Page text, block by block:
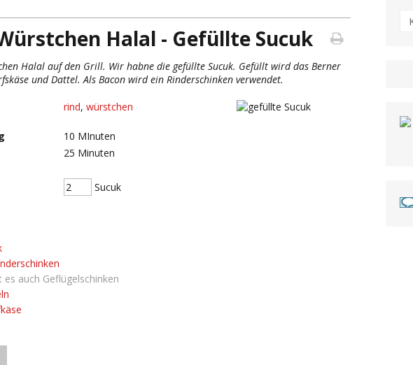
Halal - Gefüllte Sucuk
Halal auf den Grill. Wir habne die gefüllte Sucuk. Gefüllt wird das Berner
und Dattel. Als Bacon wird ein Rinderschinken verwendet.
rind, würstchen
10 MInuten
25 Minuten
Sucuk
auch Geflügelschinken